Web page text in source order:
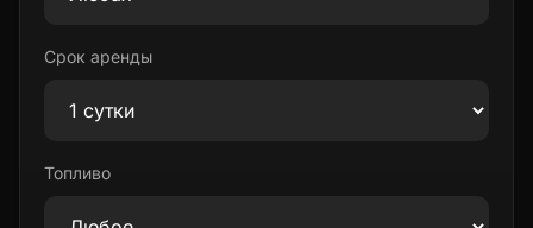
Срок аренды
Топливо